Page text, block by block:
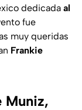
dedicada al
fue
muy queridas
Frankie
Muniz,